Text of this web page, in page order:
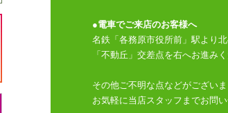
●電車でご来店のお客様へ
名鉄「各務原市役所前」駅より
「不動丘」交差点を右へお進みく
その他ご不明な点などがございま
お気軽に当店スタッフまでお問い